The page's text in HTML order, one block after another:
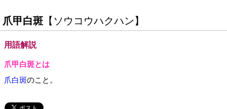
爪甲白斑 【ソウコウハクハン】
用語解説
爪甲白斑とは
爪白斑のこと。